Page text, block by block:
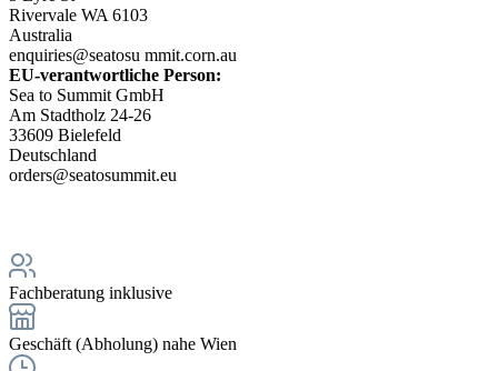
Rivervale WA 6103
Australia
enquiries@seatosu mmit.corn.au
EU-verantwortliche Person:
Sea to Summit GmbH
Am Stadtholz 24-26
33609 Bielefeld
Deutschland
orders@seatosummit.eu
Fachberatung inklusive
Geschäft (Abholung) nahe Wien